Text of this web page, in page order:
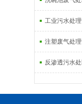
工业污水处
注塑废气处
反渗透污水